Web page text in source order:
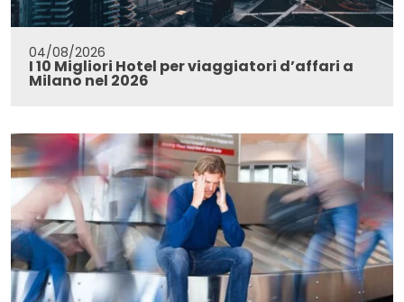
04/08/2026
I 10 Migliori Hotel per viaggiatori d’affari a
Milano nel 2026